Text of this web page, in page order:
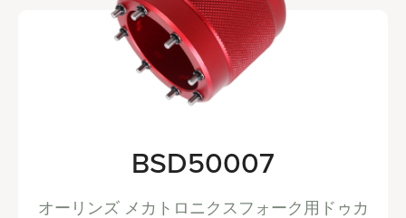
BSD50007
オーリンズ メカトロニクスフォーク用ドゥカ